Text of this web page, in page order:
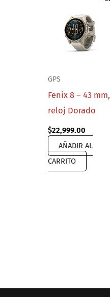
GPS
Fenix 8 – 43 mm,
reloj Dorado
$22,999.00
AÑADIR AL
CARRITO